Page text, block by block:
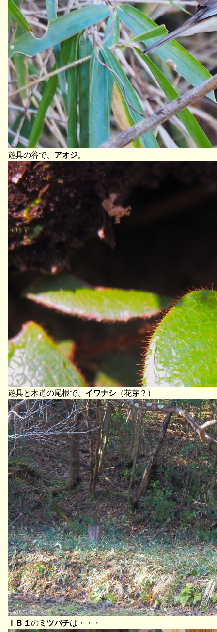
遊具の谷で、 アオジ。
遊具と木道の尾根で、 イワナシ （花芽？）
ＩＢ１のミツバチは・・・